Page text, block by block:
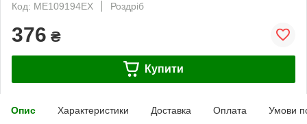
Код: ME109194EX
Роздріб
376 ₴
Купити
Опис Характеристики Доставка Оплата Умови